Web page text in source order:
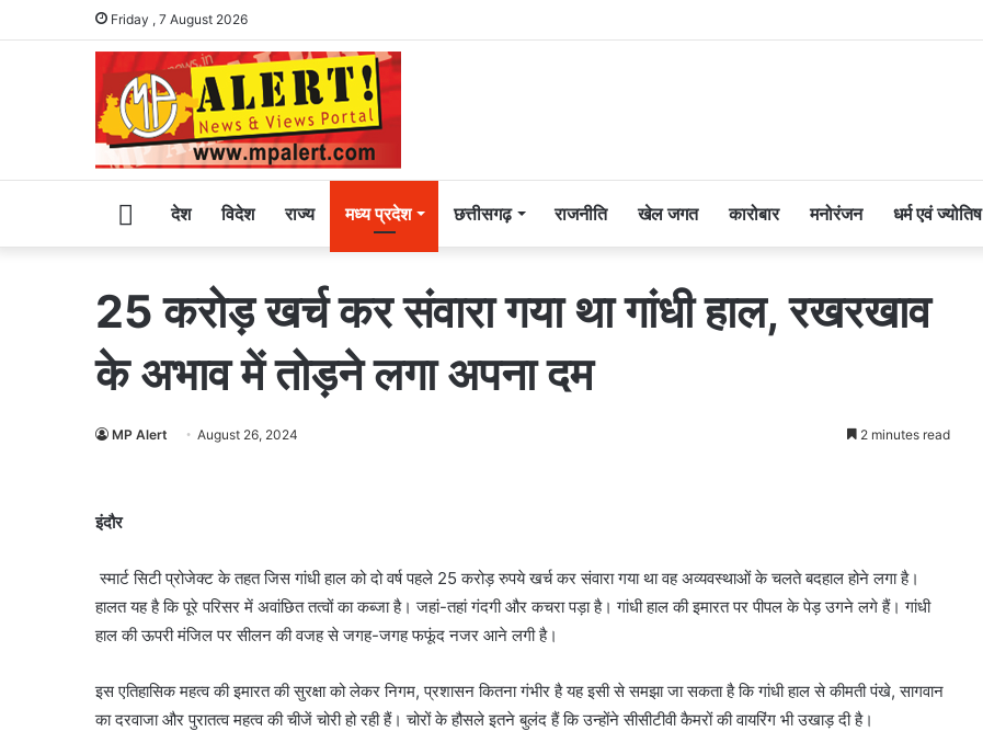
Friday , 7 August 2026
Homeदेश विदेश राज्य मध्य प्रदेश छत्तीसगढ़ राजनीति खेल जगत कारोबार मनोरंजन धर्म एवं ज्योतिष
25 करोड़ खर्च कर संवारा गया था गांधी हाल, रखरखाव
के अभाव में तोड़ने लगा अपना दम
MP Alert August 26, 2024 2 minutes read
इंदौर
स्मार्ट सिटी प्रोजेक्ट के तहत जिस गांधी हाल को दो वर्ष पहले 25 करोड़ रुपये खर्च कर संवारा गया था वह अव्यवस्थाओं के चलते बदहाल होने लगा है।
हालत यह है कि पूरे परिसर में अवांछित तत्वों का कब्जा है। जहां-तहां गंदगी और कचरा पड़ा है। गांधी हाल की इमारत पर पीपल के पेड़ उगने लगे हैं। गांधी
हाल की ऊपरी मंजिल पर सीलन की वजह से जगह-जगह फफूंद नजर आने लगी है।
इस एतिहासिक महत्व की इमारत की सुरक्षा को लेकर निगम, प्रशासन कितना गंभीर है यह इसी से समझा जा सकता है कि गांधी हाल से कीमती पंखे, सागवान
का दरवाजा और पुरातत्व महत्व की चीजें चोरी हो रही हैं। चोरों के हौसले इतने बुलंद हैं कि उन्होंने सीसीटीवी कैमरों की वायरिंग भी उखाड़ दी है।